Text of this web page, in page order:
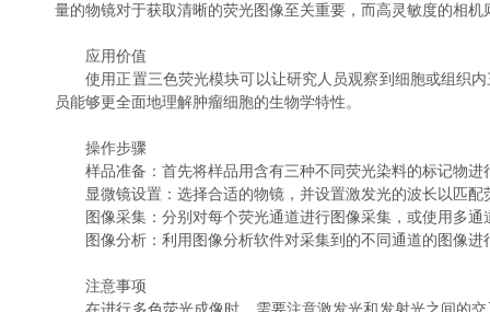
量的物镜对于获取清晰的荧光图像至关重要，而高灵敏度的相
应用价值
使用正置三色荧光模块可以让研究人员观察到细胞或组织内
员能够更全面地理解肿瘤细胞的生物学特性。
操作步骤
样品准备：首先将样品用含有三种不同荧光染料的标记物进
显微镜设置：选择合适的物镜，并设置激发光的波长以匹配
图像采集：分别对每个荧光通道进行图像采集，或使用多通
图像分析：利用图像分析软件对采集到的不同通道的图像进
注意事项